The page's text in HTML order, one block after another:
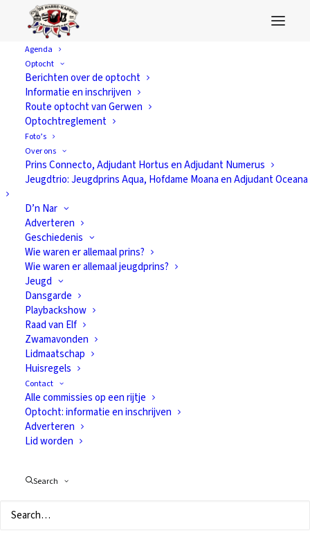
Agenda
Optocht
Berichten over de optocht
Informatie en inschrijven
Route optocht van Gerwen
Optochtreglement
Foto’s
Over ons
Prins Connecto, Adjudant Hortus en Adjudant Numerus
Jeugdtrio: Jeugdprins Aqua, Hofdame Moana en Adjudant Oceana
D’n Nar
Adverteren
Geschiedenis
Wie waren er allemaal prins?
Wie waren er allemaal jeugdprins?
Jeugd
Dansgarde
Playbackshow
Raad van Elf
Zwamavonden
Lidmaatschap
Huisregels
Contact
Alle commissies op een rijtje
Optocht: informatie en inschrijven
Adverteren
Lid worden
Search
Prinsenbal in D'n
Heuvel
13 november 2019 InVan alles
Over anderhalve week is het zover: 23 november, prinsenbal
van De Narre-Kappen. Eindelijk mogen de nieuwe
hoogheden zich bekend maken. ’s Middags wordt er eerst
nog passend afscheid genomen van
met haar adjudant en hofdame en ’s avonds is de beurt aan
Prins Ceñoen zijn gevolg. Daarna is het aan de nieuwelingen
start.
Prinsenbal: in D’n Heuvel